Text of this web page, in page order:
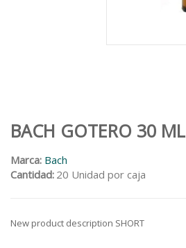
BACH GOTERO 30 ML
Marca: Bach
Cantidad: 20 Unidad por caja
New product description SHORT